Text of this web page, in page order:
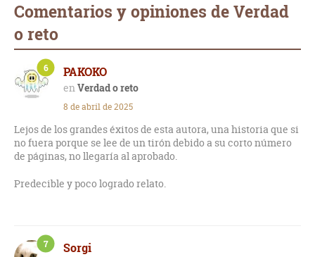
Comentarios y opiniones de Verdad
o reto
PAKOKO
Verdad o reto
6
8 de abril de 2025
Lejos de los grandes éxitos de esta autora, una historia que si
no fuera porque se lee de un tirón debido a su corto número
de páginas, no llegaría al aprobado.
Predecible y poco logrado relato.
Sorgi
7